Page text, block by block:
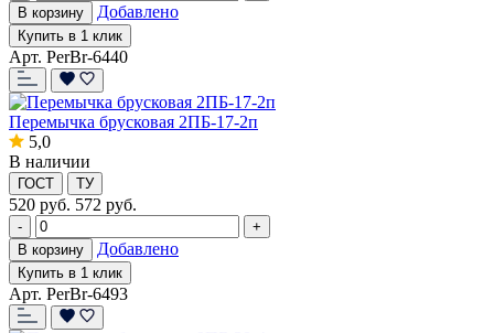
В корзину
Добавлено
Купить в 1 клик
Арт. PerBr-6440
Перемычка брусковая 2ПБ-17-2п
5,0
В наличии
ГОСТ ТУ
520 руб. 572 руб.
-
+
В корзину
Добавлено
Купить в 1 клик
Арт. PerBr-6493